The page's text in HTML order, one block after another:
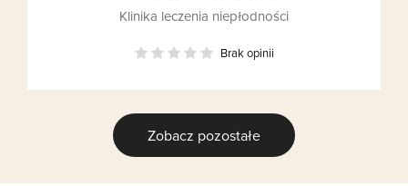
Klinika leczenia niepłodności
Brak opinii
Zobacz pozostałe